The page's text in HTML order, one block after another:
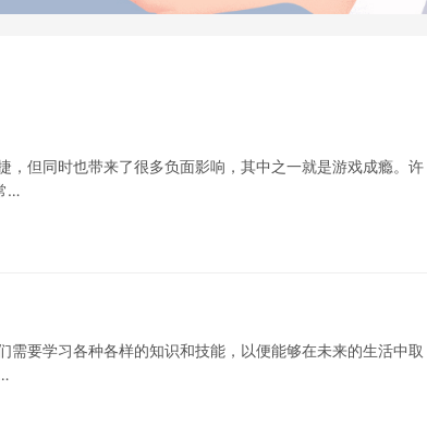
但同时也带来了很多负面影响，其中之一就是游戏成瘾。许
…
要学习各种各样的知识和技能，以便能够在未来的生活中取